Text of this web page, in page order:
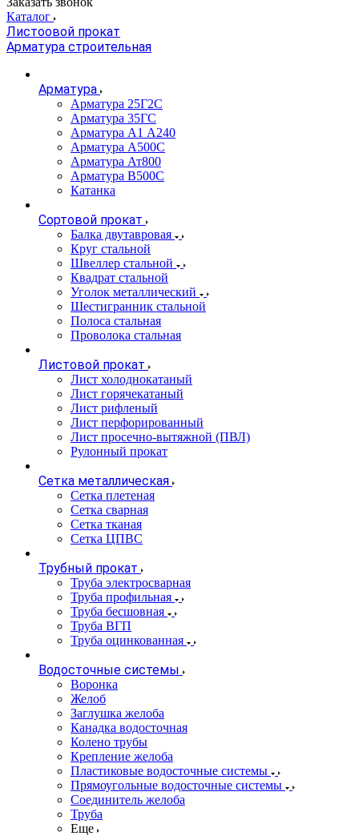
Каталог
Листоовой прокат
Арматура строительная
Арматура
Арматура 25Г2С
Арматура 35ГС
Арматура А1 А240
Арматура А500С
Арматура Ат800
Арматура В500С
Катанка
Сортовой прокат
Балка двутавровая
Круг стальной
Швеллер стальной
Квадрат стальной
Уголок металлический
Шестигранник стальной
Полоса стальная
Проволока стальная
Листовой прокат
Лист холоднокатаный
Лист горячекатаный
Лист рифленый
Лист перфорированный
Лист просечно-вытяжной (ПВЛ)
Рулонный прокат
Сетка металлическая
Сетка плетеная
Сетка сварная
Сетка тканая
Сетка ЦПВС
Трубный прокат
Труба электросварная
Труба профильная
Труба бесшовная
Труба ВГП
Труба оцинкованная
Водосточные системы
Воронка
Желоб
Заглушка желоба
Канадка водосточная
Колено трубы
Крепление желоба
Пластиковые водосточные системы
Прямоугольные водосточные системы
Соединитель желоба
Труба
Еще